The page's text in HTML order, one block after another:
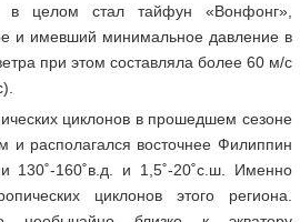
в целом стал тайфун «Вонфонг»,
и имевший минимальное давление в
при этом составляла более 60 м/с
циклонов в прошедшем сезоне
и располагался восточнее Филиппин
130˚-160˚в.д. и 1,5˚-20˚с.ш. Именно
циклонов этого региона.